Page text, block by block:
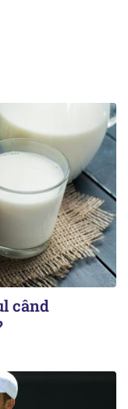
când